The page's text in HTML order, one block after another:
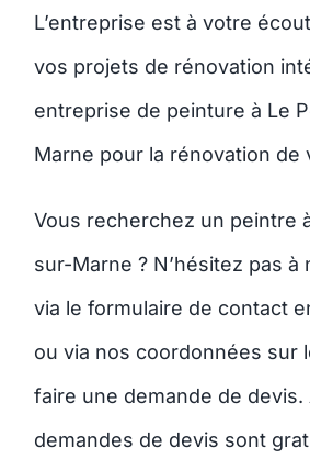
L’entreprise est à votre
vos projets de rénovation
entreprise de peinture à Le
Marne pour la rénovation de
Vous recherchez un peintre
sur-Marne ? N’hésitez pas
via le formulaire de contact
ou via nos coordonnées sur
faire une demande de devis.
demandes de devis sont